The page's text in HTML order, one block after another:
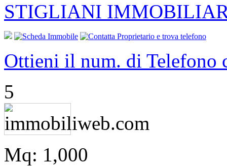
STIGLIANI
Ottieni il num. di Telefono
5
Mq: 1,000